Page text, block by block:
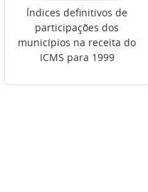
Índices definitivos de
participações dos
municípios na receita do
ICMS para 1999